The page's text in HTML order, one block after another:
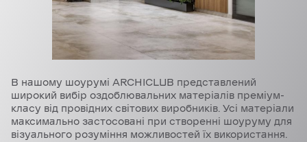
В нашому шоурумі ARCHICLUB представлений
широкий вибір оздоблювальних матеріалів преміум-
класу від провідних світових виробників. Усі матеріали
максимально застосовані при створенні шоуруму для
візуального розуміння можливостей їх використання.